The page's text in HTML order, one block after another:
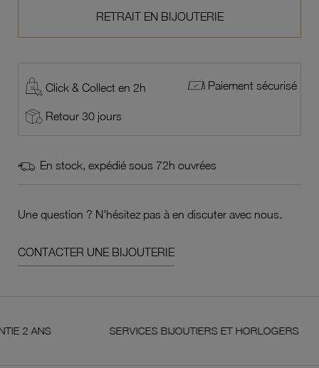
RETRAIT EN BIJOUTERIE
Click & Collect en 2h Paiement sécurisé
Retour 30 jours
En stock, expédié sous 72h ouvrées
Une question ? N'hésitez pas à en discuter avec nous.
CONTACTER UNE BIJOUTERIE
SERVICES BIJOUTIERS ET HORLOGERS